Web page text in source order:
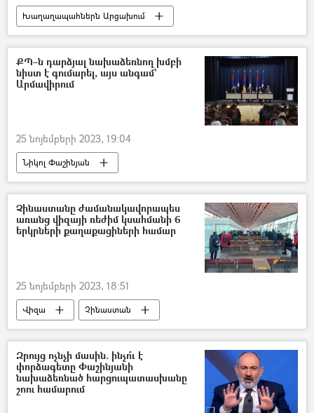
Խաղաղապահներն Արցախում
խաղաղապահ
ռուս
Հուշարձան
Տեսանյութեր
տեսանյութ
ՔՊ–ն դարձյալ նախաձեռնող խմբի
նիստ է գումարել, այս անգամ`
Արմավիրում
25 նոյեմբերի 2023, 19:04
Նիկոլ Փաշինյան
«Քաղաքացիական պայմանագիր» կուսակցություն (ՔՊ)
Արմավիր
Նիստ
Չինաստանը ժամանակավորապես
առանց վիզայի ռեժիմ կսահմանի 6
երկրների քաղաքացիների համար
25 նոյեմբերի 2023, 18:51
Վիզա
Չինաստան
Զբոսաշրջություն
Կորոնավիրուսը աշխարհում
կորոնավիրուս
Զրույց ոչնչի մասին. ինչո՞ւ է
փորձագետը Փաշինյանի
նախաձեռնած հարցուպատասխանը
շոու համարում